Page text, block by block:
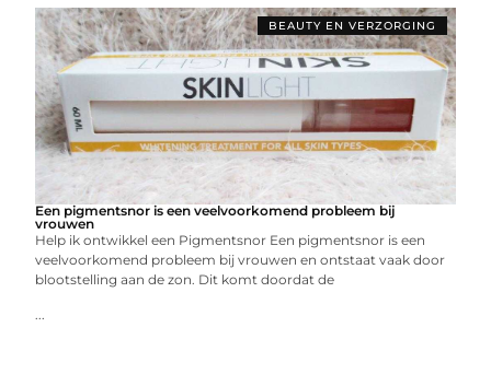
BEAUTY EN VERZORGING
Een pigmentsnor is een veelvoorkomend probleem bij
vrouwen
Help ik ontwikkel een Pigmentsnor Een pigmentsnor is een
veelvoorkomend probleem bij vrouwen en ontstaat vaak door
blootstelling aan de zon. Dit komt doordat de
...